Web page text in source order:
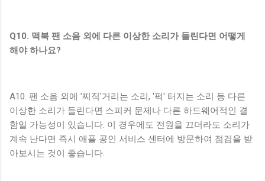
Q10. 맥북 팬 소음 외에 다른 이상한 소리가 들린다면 어떻게
해야 하나요?
A10. 팬 소음 외에 '찌직'거리는 소리, '퍽' 터지는 소리 등 다른
이상한 소리가 들린다면 스피커 문제나 다른 하드웨어적인 결
함일 가능성이 있습니다. 이 경우에도 전원을 끄더라도 소리가
계속 난다면 즉시 애플 공인 서비스 센터에 방문하여 점검을 받
아보시는 것이 좋습니다.